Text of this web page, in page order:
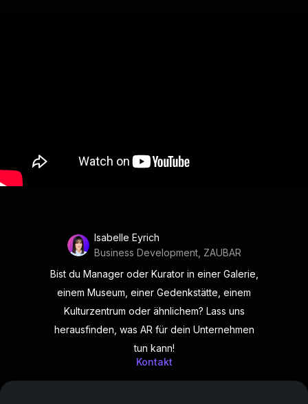
Isabelle Eyrich
Business Development, ZAUBAR
Bist du Manager oder Kurator in einer Galerie,
einem Museum, einer Gedenkstätte, einem
Kulturzentrum oder ähnlichem? Lass uns
herausfinden, was AR für dein Unternehmen
tun kann!
Kontakt